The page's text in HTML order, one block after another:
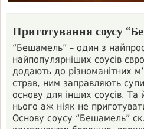
Приготування соусу
“Бешамель” – один з
найпопулярніших соусів
додають до різноманітних
страв, ним заправляють
основу для інших соусів.
нього аж ніяк не
Основу соусу “Бешамель”